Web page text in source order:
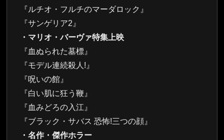
『ルチオ・フルチのマーダロック』
『サンゲリア2』
・マリオ・バーヴァ特集上映
『血ぬられた墓標』
『モデル連続殺人!』
『呪いの館』
『白い肌に狂う鞭』
『血みどろの入江』
『ブラック・サバス 恐怖!三つの顔』
・名作・傑作ホラー